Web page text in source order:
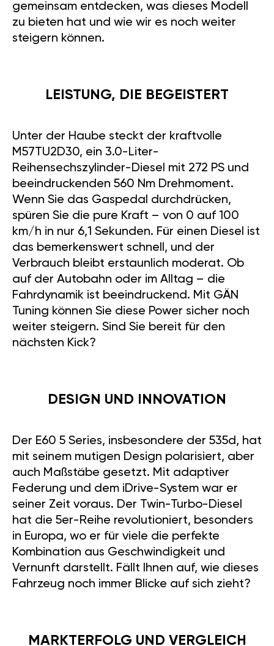
gemeinsam entdecken, was dieses Modell
zu bieten hat und wie wir es noch weiter
steigern können.
LEISTUNG, DIE BEGEISTERT
Unter der Haube steckt der kraftvolle
M57TU2D30, ein 3.0-Liter-
Reihensechszylinder-Diesel mit 272 PS und
beeindruckenden 560 Nm Drehmoment.
Wenn Sie das Gaspedal durchdrücken,
spüren Sie die pure Kraft – von 0 auf 100
km/h in nur 6,1 Sekunden. Für einen Diesel ist
das bemerkenswert schnell, und der
Verbrauch bleibt erstaunlich moderat. Ob
auf der Autobahn oder im Alltag – die
Fahrdynamik ist beeindruckend. Mit GÄN
Tuning können Sie diese Power sicher noch
weiter steigern. Sind Sie bereit für den
nächsten Kick?
DESIGN UND INNOVATION
Der E60 5 Series, insbesondere der 535d, hat
mit seinem mutigen Design polarisiert, aber
auch Maßstäbe gesetzt. Mit adaptiver
Federung und dem iDrive-System war er
seiner Zeit voraus. Der Twin-Turbo-Diesel
hat die 5er-Reihe revolutioniert, besonders
in Europa, wo er für viele die perfekte
Kombination aus Geschwindigkeit und
Vernunft darstellt. Fällt Ihnen auf, wie dieses
Fahrzeug noch immer Blicke auf sich zieht?
MARKTERFOLG UND VERGLEICH